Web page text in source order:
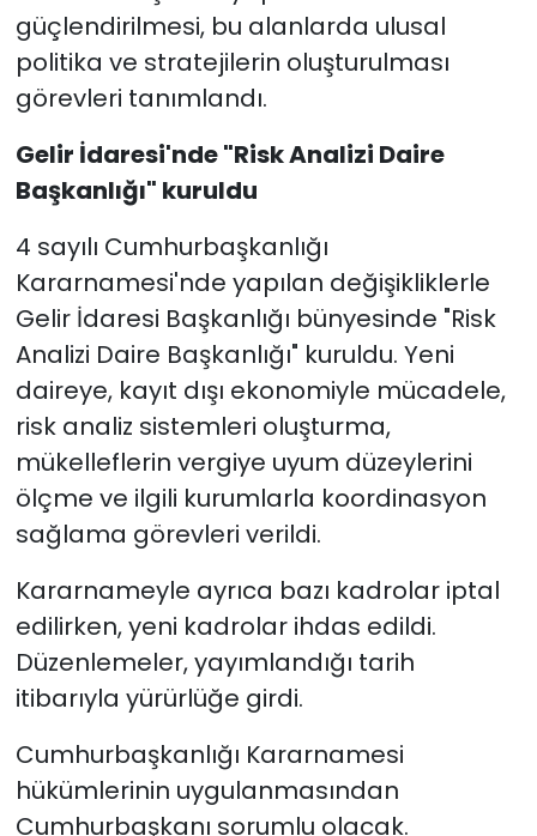
güçlendirilmesi, bu alanlarda ulusal
politika ve stratejilerin oluşturulması
görevleri tanımlandı.
Gelir İdaresi'nde "Risk Analizi Daire
Başkanlığı" kuruldu
4 sayılı Cumhurbaşkanlığı
Kararnamesi'nde yapılan değişikliklerle
Gelir İdaresi Başkanlığı bünyesinde "Risk
Analizi Daire Başkanlığı" kuruldu. Yeni
daireye, kayıt dışı ekonomiyle mücadele,
risk analiz sistemleri oluşturma,
mükelleflerin vergiye uyum düzeylerini
ölçme ve ilgili kurumlarla koordinasyon
sağlama görevleri verildi.
Kararnameyle ayrıca bazı kadrolar iptal
edilirken, yeni kadrolar ihdas edildi.
Düzenlemeler, yayımlandığı tarih
itibarıyla yürürlüğe girdi.
Cumhurbaşkanlığı Kararnamesi
hükümlerinin uygulanmasından
Cumhurbaşkanı sorumlu olacak.